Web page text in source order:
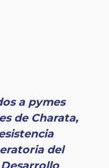
a pymes
de Charata,
del